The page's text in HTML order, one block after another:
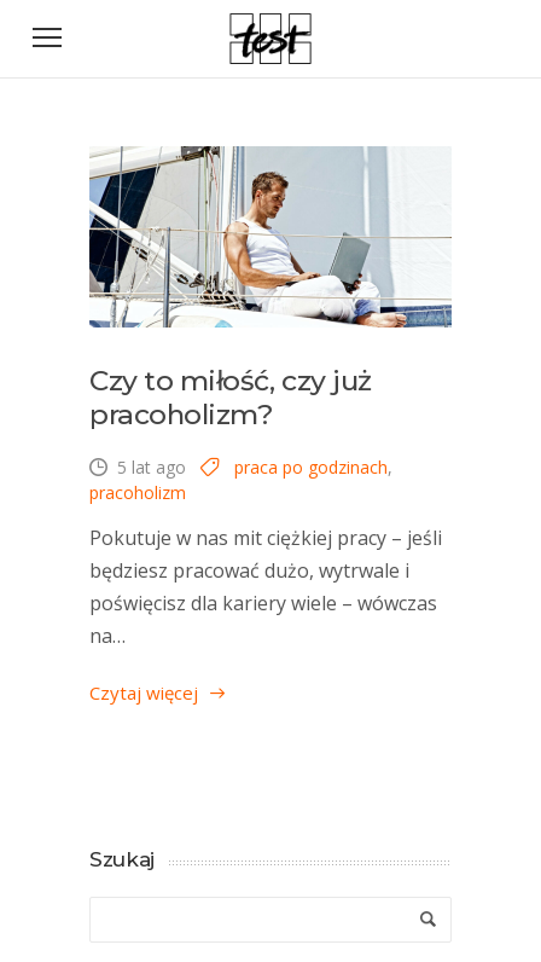
Czy to miłość, czy już
pracoholizm?
5 lat ago praca po godzinach,
pracoholizm
Pokutuje w nas mit ciężkiej pracy – jeśli
będziesz pracować dużo, wytrwale i
poświęcisz dla kariery wiele – wówczas
na…
Czytaj więcej
Szukaj